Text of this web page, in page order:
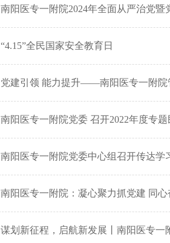
南阳医专一附院2024年全面从严治党暨
“4.15”全民国家安全教育日
党建引领 能力提升——南阳医专一附院
南阳医专一附院党委 召开2022年度专
南阳医专一附院党委中心组召开传达学
南阳医专一附院：凝心聚力抓党建 同心
谋划新征程，启航新发展丨南阳医专一